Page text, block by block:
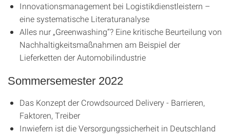
Innovationsmanagement bei Logistikdienstleistern –
eine systematische Literaturanalyse
Alles nur „Greenwashing“? Eine kritische Beurteilung von
Nachhaltigkeitsmaßnahmen am Beispiel der
Lieferketten der Automobilindustrie
Sommersemester 2022
Das Konzept der Crowdsourced Delivery - Barrieren,
Faktoren, Treiber
Inwiefern ist die Versorgungssicherheit in Deutschland